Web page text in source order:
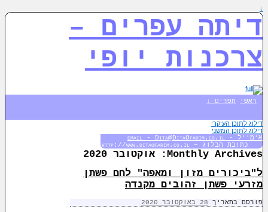
↓
דיתה עפרים –
צרכנות יופי
ראשי תפריט ↓
דילוג לתוכן העיקרי
דילוג לתוכן המשני
אימייל - email - Dita@DitaOfarim.co.il
כתובת הבלוג – http://www.ditaofarim.co.il
Monthly Archives:
אוקטובר 2020
ל"ביכורים מזון ומאפה" לחם פשתן
מזרעי פשתן זהובים מקנדה
פורסם בתאריך 28 באוקטובר 2020